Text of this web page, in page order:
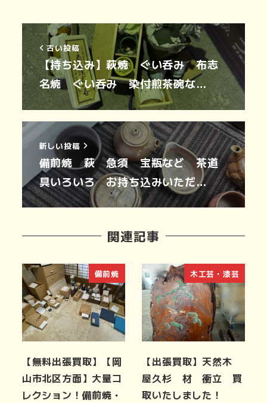
古い投稿
【持ち込み】萩焼 ぐい呑み 布志
名焼 ぐい呑み 染付煎茶碗な…
新しい投稿
備前焼 萩 急須 宝瓶など 茶道
具いろいろ お持ち込みいただ…
関連記事
備前焼
【無料出張買取】【岡
山市北区方面】大量コ
レクション！備前焼・
木工芸・漆芸
【出張買取】天然木
屋久杉 材 衝立 買
取いたしました！